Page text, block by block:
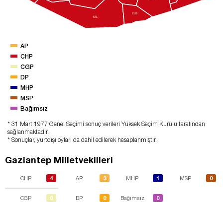
KİL
ELB
AP
CHP
CGP
DP
MHP
MSP
Bağımsız
* 31 Mart 1977 Genel Seçimi sonuç verileri Yüksek Seçim Kurulu tarafından
sağlanmaktadır.
* Sonuçlar, yurtdışı oyları da dahil edilerek hesaplanmıştır.
Gaziantep Milletvekilleri
CHP 4 AP 3 MHP 1 MSP 0
CGP 0 DP 0 Bağımsız 0